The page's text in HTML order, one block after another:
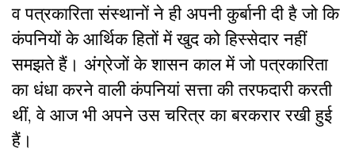
व पत्रकारिता संस्थानों ने ही अपनी कुर्बानी दी है जो कि
कंपनियों के आर्थिक हितों में खुद को हिस्सेदार नहीं
समझते हैं। अंग्रेजों के शासन काल में जो पत्रकारिता
का धंधा करने वाली कंपनियां सत्ता की तरफदारी करती
थीं, वे आज भी अपने उस चरित्र का बरकरार रखी हुई
हैं।